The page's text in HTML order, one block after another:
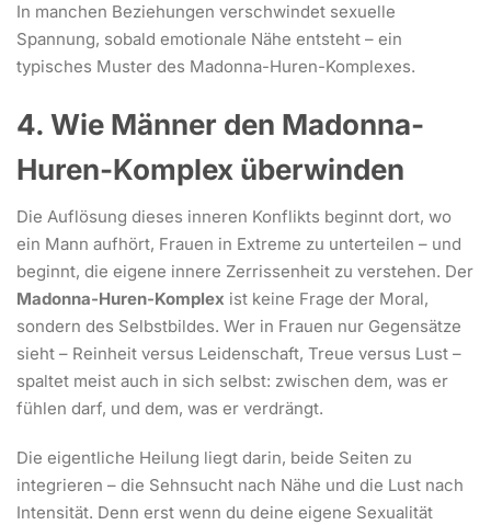
In manchen Beziehungen verschwindet sexuelle
Spannung, sobald emotionale Nähe entsteht – ein
typisches Muster des Madonna-Huren-Komplexes.
4. Wie Männer den Madonna-
Huren-Komplex überwinden
Die Auflösung dieses inneren Konflikts beginnt dort, wo
ein Mann aufhört, Frauen in Extreme zu unterteilen – und
beginnt, die eigene innere Zerrissenheit zu verstehen. Der
Madonna-Huren-Komplex ist keine Frage der Moral,
sondern des Selbstbildes. Wer in Frauen nur Gegensätze
sieht – Reinheit versus Leidenschaft, Treue versus Lust –
spaltet meist auch in sich selbst: zwischen dem, was er
fühlen darf, und dem, was er verdrängt.
Die eigentliche Heilung liegt darin, beide Seiten zu
integrieren – die Sehnsucht nach Nähe und die Lust nach
Intensität. Denn erst wenn du deine eigene Sexualität